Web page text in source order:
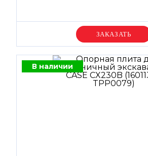
Уточняйте цену
В наличии